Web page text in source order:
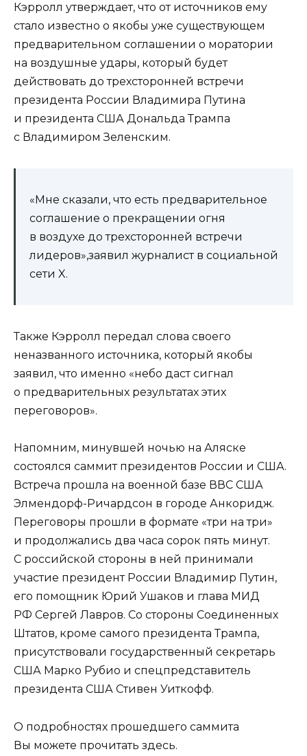
Кэрролл утверждает, что от источников ему
стало известно о якобы уже существующем
предварительном соглашении о моратории
на воздушные удары, который будет
действовать до трехсторонней встречи
президента России Владимира Путина
и президента США Дональда Трампа
с Владимиром Зеленским.
«Мне сказали, что есть предварительное
соглашение о прекращении огня
в воздухе до трехсторонней встречи
лидеров»,заявил журналист в социальной
сети X.
Также Кэрролл передал слова своего
неназванного источника, который якобы
заявил, что именно «небо даст сигнал
о предварительных результатах этих
переговоров».
Напомним, минувшей ночью на Аляске
состоялся саммит президентов России и США.
Встреча прошла на военной базе ВВС США
Элмендорф-Ричардсон в городе Анкоридж.
Переговоры прошли в формате «три на три»
и продолжались два часа сорок пять минут.
С российской стороны в ней принимали
участие президент России Владимир Путин,
его помощник Юрий Ушаков и глава МИД
РФ Сергей Лавров. Со стороны Соединенных
Штатов, кроме самого президента Трампа,
присутствовали государственный секретарь
США Марко Рубио и спецпредставитель
президента США Стивен Уиткофф.
О подробностях прошедшего саммита
Вы можете прочитать здесь.